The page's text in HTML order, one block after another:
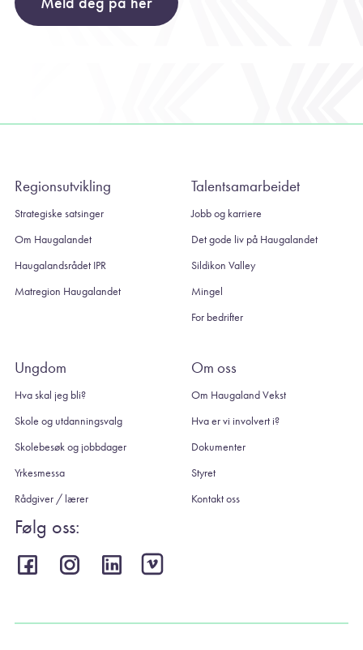
Regionsutvikling
Strategiske satsinger
Om Haugalandet
Haugalandsrådet IPR
Matregion Haugalandet
Talentsamarbeidet
Jobb og karriere
Det gode liv på Haugalandet
Sildikon Valley
Mingel
For bedrifter
Ungdom
Hva skal jeg bli?
Skole og utdanningsvalg
Skolebesøk og jobbdager
Yrkesmessa
Rådgiver / lærer
Om oss
Om Haugaland Vekst
Hva er vi involvert i?
Dokumenter
Styret
Kontakt oss
Følg oss: